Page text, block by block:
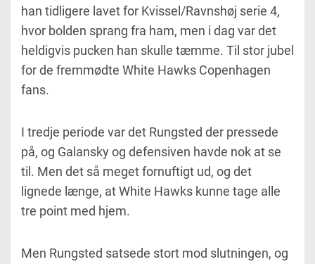
han tidligere lavet for Kvissel/Ravnshøj serie 4,
hvor bolden sprang fra ham, men i dag var det
heldigvis pucken han skulle tæmme. Til stor jubel
for de fremmødte White Hawks Copenhagen
fans.
I tredje periode var det Rungsted der pressede
på, og Galansky og defensiven havde nok at se
til. Men det så meget fornuftigt ud, og det
lignede længe, at White Hawks kunne tage alle
tre point med hjem.
Men Rungsted satsede stort mod slutningen, og